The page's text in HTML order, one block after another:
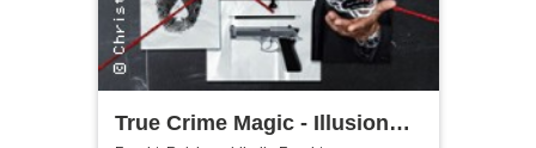
True Crime Magic - Illusion